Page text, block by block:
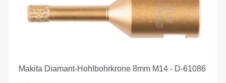
Makita Diamant-Hohlbohrkrone 8mm M14 - D-61086